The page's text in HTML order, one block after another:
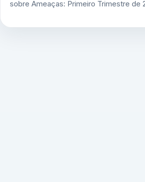
sobre Ameaças: Primeiro Trimestre de